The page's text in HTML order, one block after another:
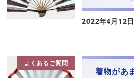
2022年4月12日
よくあるご質問
着物があ